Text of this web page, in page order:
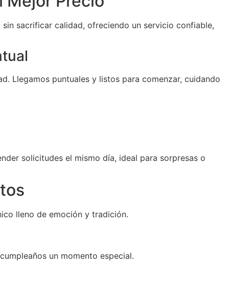
sacrificar calidad, ofreciendo un servicio confiable,
Llegamos puntuales y listos para comenzar, cuidando
solicitudes el mismo día, ideal para sorpresas o
lleno de emoción y tradición.
un momento especial.